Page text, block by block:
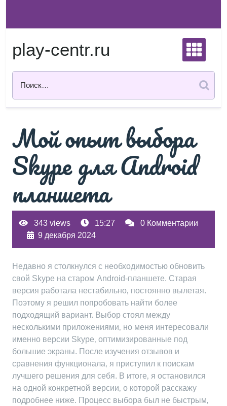
содержимому
play-centr.ru
Мой опыт выбора
Skype для Android
планшета
343 views 15:27
0 Комментарии
9 декабря 2024
Недавно я столкнулся с необходимостью обновить
свой Skype на старом Android-планшете. Старая
версия работала нестабильно‚ постоянно вылетая.
Поэтому я решил попробовать найти более
подходящий вариант. Выбор стоял между
несколькими приложениями‚ но меня интересовали
именно версии Skype‚ оптимизированные под
большие экраны. После изучения отзывов и
сравнения функционала‚ я приступил к поискам
лучшего решения для себя. В итоге‚ я остановился
на одной конкретной версии‚ о которой расскажу
подробнее ниже. Процесс выбора был не быстрым‚